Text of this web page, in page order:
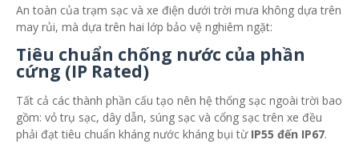
An toàn của trạm sạc và xe điện dưới trời mưa không dựa trên
may rủi, mà dựa trên hai lớp bảo vệ nghiêm ngặt:
Tiêu chuẩn chống nước của phần
cứng (IP Rated)
Tất cả các thành phần cấu tạo nên hệ thống sạc ngoài trời bao
gồm: vỏ trụ sạc, dây dẫn, súng sạc và cổng sạc trên xe đều
phải đạt tiêu chuẩn kháng nước kháng bụi từ IP55 đến IP67.